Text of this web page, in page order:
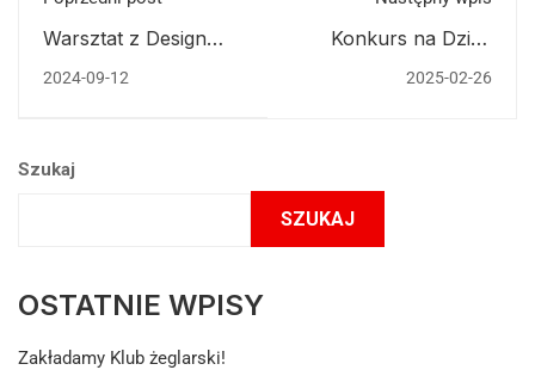
Warsztat z Design
2024-09-12
Konkurs na Dzień
życzenia"!
2025-02-26
Szukaj
SZUKAJ
OSTATNIE WPISY
Zakładamy Klub żeglarski!